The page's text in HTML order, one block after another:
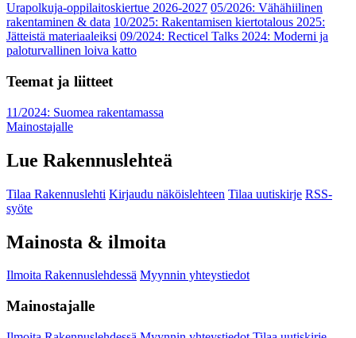
Urapolkuja-oppilaitoskiertue 2026-2027 05/2026: Vähähiilinen
rakentaminen & data 10/2025: Rakentamisen kiertotalous 2025:
Jätteistä materiaaleiksi 09/2024: Recticel Talks 2024: Moderni ja
paloturvallinen loiva katto
Teemat ja liitteet
11/2024: Suomea rakentamassa
Mainostajalle
Lue Rakennuslehteä
Tilaa Rakennuslehti Kirjaudu näköislehteen Tilaa uutiskirje RSS-
syöte
Mainosta & ilmoita
Ilmoita Rakennuslehdessä Myynnin yhteystiedot
Mainostajalle